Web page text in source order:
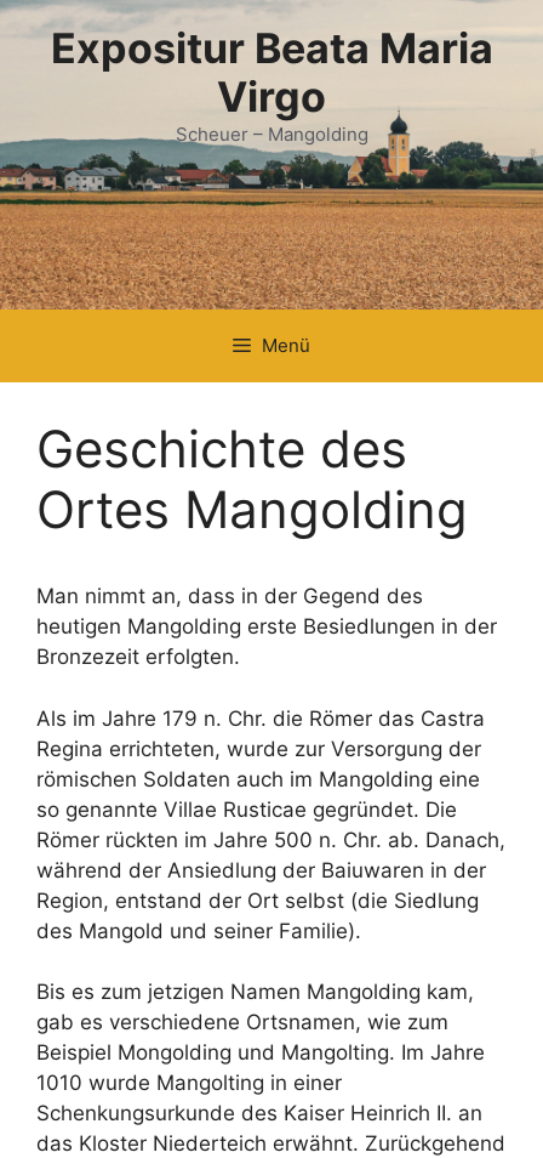
Zum
Inhalt Expositur Beata Maria
Virgo
Scheuer – Mangolding
Menü
Geschichte des
Ortes Mangolding
Man nimmt an, dass in der Gegend des
heutigen Mangolding erste Besiedlungen in der
Bronzezeit erfolgten.
Als im Jahre 179 n. Chr. die Römer das Castra
Regina errichteten, wurde zur Versorgung der
römischen Soldaten auch im Mangolding eine
so genannte Villae Rusticae gegründet. Die
Römer rückten im Jahre 500 n. Chr. ab. Danach,
während der Ansiedlung der Baiuwaren in der
Region, entstand der Ort selbst (die Siedlung
des Mangold und seiner Familie).
Bis es zum jetzigen Namen Mangolding kam,
gab es verschiedene Ortsnamen, wie zum
Beispiel Mongolding und Mangolting. Im Jahre
1010 wurde Mangolting in einer
Schenkungsurkunde des Kaiser Heinrich II. an
das Kloster Niederteich erwähnt. Zurückgehend